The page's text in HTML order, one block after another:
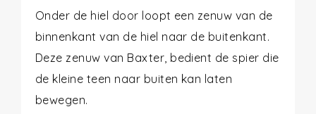
Onder de hiel door loopt een zenuw van de
binnenkant van de hiel naar de buitenkant.
Deze zenuw van Baxter, bedient de spier die
de kleine teen naar buiten kan laten
bewegen.